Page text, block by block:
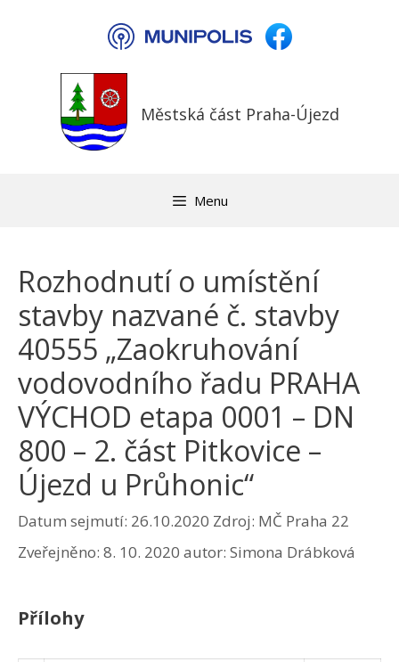
Městská část Praha-Újezd
Menu
Rozhodnutí o umístění
stavby nazvané č. stavby
40555 „Zaokruhování
vodovodního řadu PRAHA
VÝCHOD etapa 0001 – DN
800 – 2. část Pitkovice –
Újezd u Průhonic“
Datum sejmutí: 26.10.2020 Zdroj: MČ Praha 22
Zveřejněno: 8. 10. 2020 autor: Simona Drábková
Přílohy